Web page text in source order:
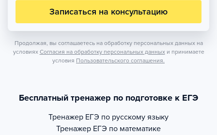
Записаться на консультацию
Продолжая, вы соглашаетесь на обработку персональных данных на
условиях Согласия на обработку персональных данных и принимаете
условия Пользовательского соглашения.
Бесплатный тренажер по подготовке к ЕГЭ
Тренажер ЕГЭ по русскому языку
Тренажер ЕГЭ по математике